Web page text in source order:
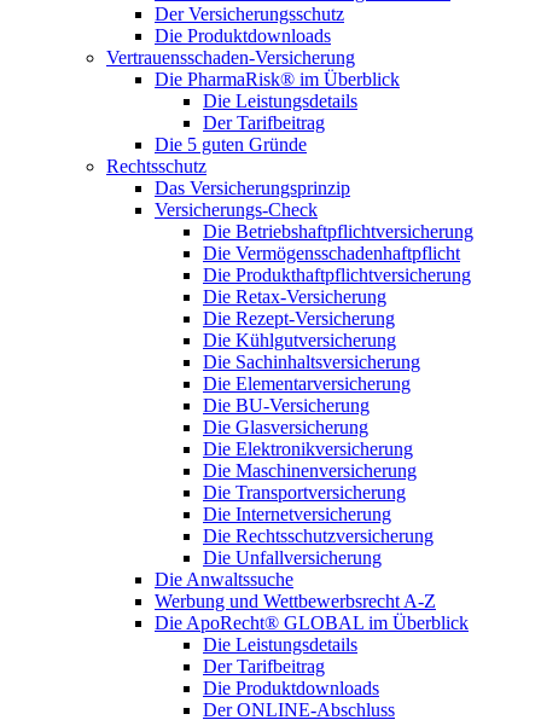
Der Versicherungsschutz
Die Produktdownloads
Vertrauensschaden-Versicherung
Die PharmaRisk® im Überblick
Die Leistungsdetails
Der Tarifbeitrag
Die 5 guten Gründe
Rechtsschutz
Das Versicherungsprinzip
Versicherungs-Check
Die Betriebshaftpflichtversicherung
Die Vermögensschadenhaftpflicht
Die Produkthaftpflichtversicherung
Die Retax-Versicherung
Die Rezept-Versicherung
Die Kühlgutversicherung
Die Sachinhaltsversicherung
Die Elementarversicherung
Die BU-Versicherung
Die Glasversicherung
Die Elektronikversicherung
Die Maschinenversicherung
Die Transportversicherung
Die Internetversicherung
Die Rechtsschutzversicherung
Die Unfallversicherung
Die Anwaltssuche
Werbung und Wettbewerbsrecht A-Z
Die ApoRecht® GLOBAL im Überblick
Die Leistungsdetails
Der Tarifbeitrag
Die Produktdownloads
Der ONLINE-Abschluss